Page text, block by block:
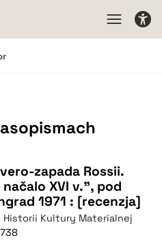
zapada Rossii.
XVI v.", pod
1971 : [recenzja]
Historii Kultury Materialnej